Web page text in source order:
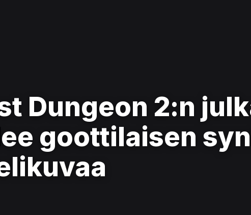
Dungeon 2:n
goottilaisen